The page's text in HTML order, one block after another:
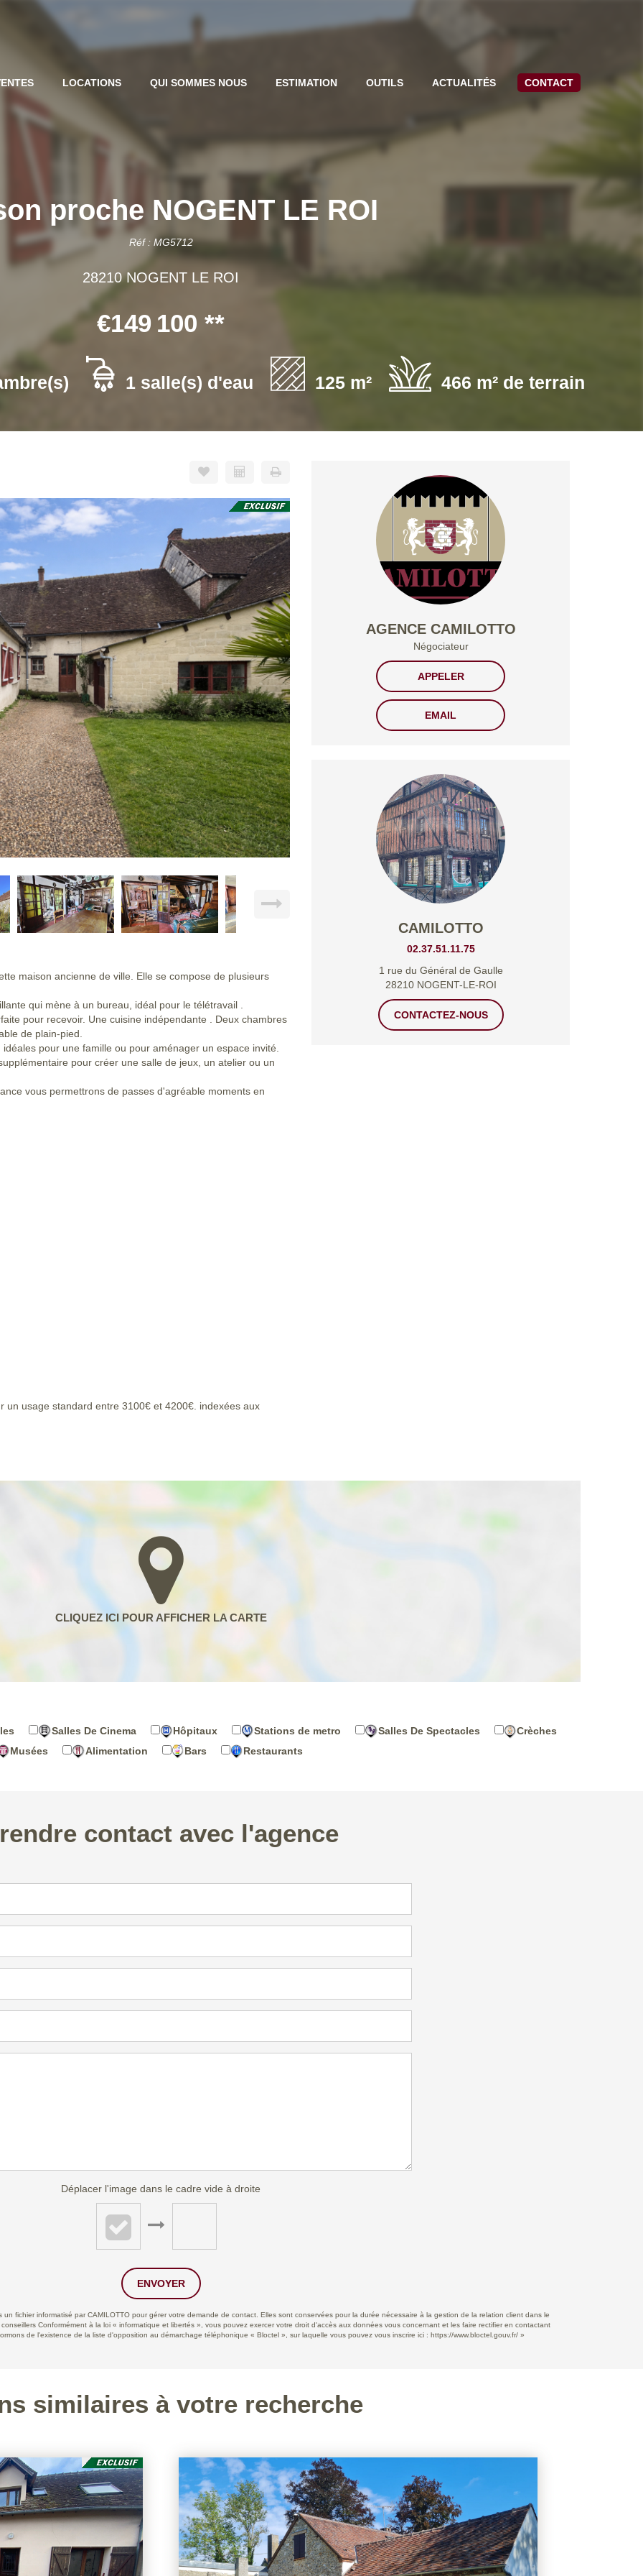
LOCATIONS QUI SOMMES NOUS ESTIMATION OUTILS ACTUALITÉS CONTACT
proche NOGENT LE ROI
Réf : MG5712
28210 NOGENT LE ROI
€149 100 **
1 salle(s) d'eau 125 m² 466 m² de terrain
maison ancienne de ville. Elle se compose de plusieurs
qui mène à un bureau, idéal pour le télétravail .
pour recevoir. Une cuisine indépendante . Deux chambres
de plain-pied.
pour une famille ou pour aménager un espace invité.
pour créer une salle de jeux, un atelier ou un
vous permettrons de passes d'agréable moments en
usage standard entre 3100€ et 4200€. indexées aux
AGENCE CAMILOTTO
Négociateur
APPELER
EMAIL
CAMILOTTO
02.37.51.11.75
1 rue du Général de Gaulle
28210 NOGENT-LE-ROI
CONTACTEZ-NOUS
Salles De Cinema Hôpitaux Stations de metro Salles De Spectacles
Crèches
Musées
Alimentation Bars Restaurants
contact avec l'agence
Déplacer l'image dans le cadre vide à droite
ENVOYER
fichier informatisé par CAMILOTTO pour gérer votre demande de contact. Elles sont conservées pour la durée nécessaire à la gestion de la relation client dans le
Conformément à la loi « informatique et libertés », vous pouvez exercer votre droit d'accès aux données vous concernant et les faire rectifier en contactant
de l'existence de la liste d'opposition au démarchage téléphonique « Bloctel », sur laquelle vous pouvez vous inscrire ici : https://www.bloctel.gouv.fr/ »
similaires à votre recherche